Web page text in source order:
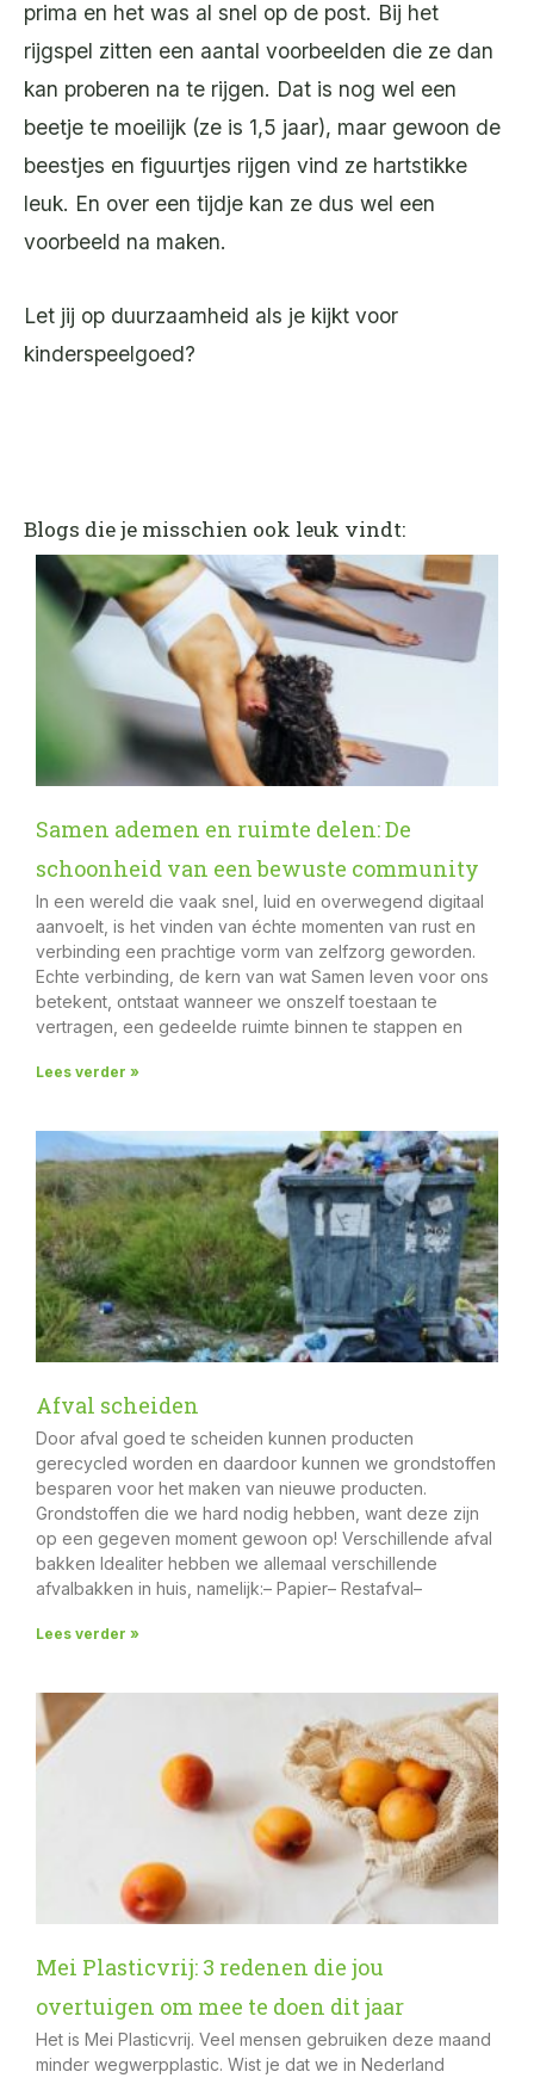
prima en het was al snel op de post. Bij het
rijgspel zitten een aantal voorbeelden die ze dan
kan proberen na te rijgen. Dat is nog wel een
beetje te moeilijk (ze is 1,5 jaar), maar gewoon de
beestjes en figuurtjes rijgen vind ze hartstikke
leuk. En over een tijdje kan ze dus wel een
voorbeeld na maken.
Let jij op duurzaamheid als je kijkt voor
kinderspeelgoed?
Blogs die je misschien ook leuk vindt:
Samen ademen en ruimte delen: De
schoonheid van een bewuste community
In een wereld die vaak snel, luid en overwegend digitaal
aanvoelt, is het vinden van échte momenten van rust en
verbinding een prachtige vorm van zelfzorg geworden.
Echte verbinding, de kern van wat Samen leven voor ons
betekent, ontstaat wanneer we onszelf toestaan te
vertragen, een gedeelde ruimte binnen te stappen en
Lees verder »
Afval scheiden
Door afval goed te scheiden kunnen producten
gerecycled worden en daardoor kunnen we grondstoffen
besparen voor het maken van nieuwe producten.
Grondstoffen die we hard nodig hebben, want deze zijn
op een gegeven moment gewoon op! Verschillende afval
bakken Idealiter hebben we allemaal verschillende
afvalbakken in huis, namelijk:– Papier– Restafval–
Lees verder »
Mei Plasticvrij: 3 redenen die jou
overtuigen om mee te doen dit jaar
Het is Mei Plasticvrij. Veel mensen gebruiken deze maand
minder wegwerpplastic. Wist je dat we in Nederland